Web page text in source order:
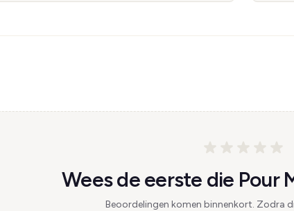
Wees de eerste die Pour
Beoordelingen komen binnenkort. Zodra